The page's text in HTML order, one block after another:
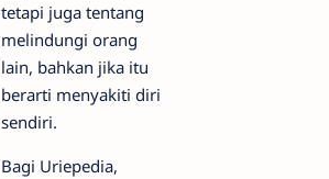
tetapi juga tentang
melindungi orang
lain, bahkan jika itu
berarti menyakiti diri
sendiri.
Bagi Uriepedia,